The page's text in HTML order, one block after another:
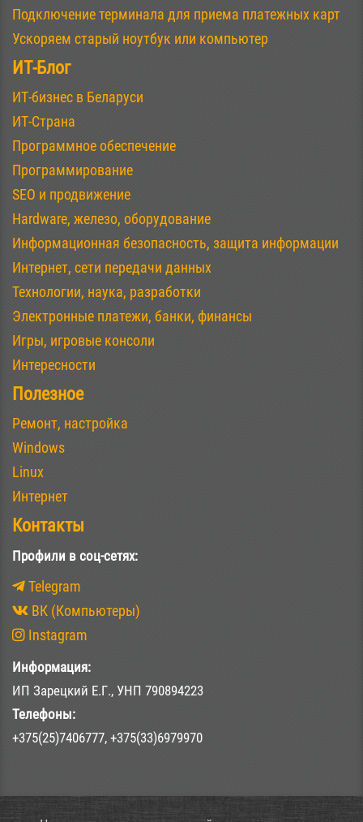
Подключение терминала для приема платежных карт
Ускоряем старый ноутбук или компьютер
ИТ-Блог
ИТ-бизнес в Беларуси
ИТ-Страна
Программное обеспечение
Программирование
SEO и продвижение
Hardware, железо, оборудование
Информационная безопасность, защита информации
Интернет, сети передачи данных
Технологии, наука, разработки
Электронные платежи, банки, финансы
Игры, игровые консоли
Интересности
Полезное
Ремонт, настройка
Windows
Linux
Интернет
Контакты
Профили в соц-сетях:
Telegram
ВК (Компьютеры)
Instagram
Информация:
ИП Зарецкий Е.Г., УНП 790894223
Телефоны:
+375(25)7406777, +375(33)6979970